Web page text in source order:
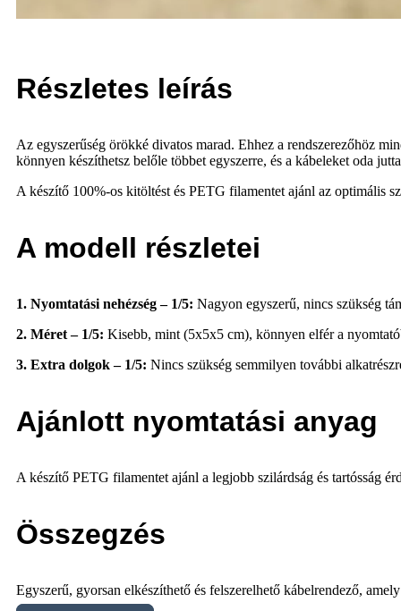
Részletes leírás
Az egyszerűség örökké divatos marad. Ehhez a rendszerezőhöz
könnyen készíthetsz belőle többet egyszerre, és a kábeleket oda
A készítő 100%-os kitöltést és PETG filamentet ajánl az optimális
A modell részletei
1. Nyomtatási nehézség – 1/5: Nagyon egyszerű, nincs szükség
2. Méret – 1/5: Kisebb, mint (5x5x5 cm), könnyen elfér a
3. Extra dolgok – 1/5: Nincs szükség semmilyen további
Ajánlott nyomtatási anyag
A készítő PETG filamentet ajánl a legjobb szilárdság és tartósság
Összegzés
Egyszerű, gyorsan elkészíthető és felszerelhető kábelrendező,